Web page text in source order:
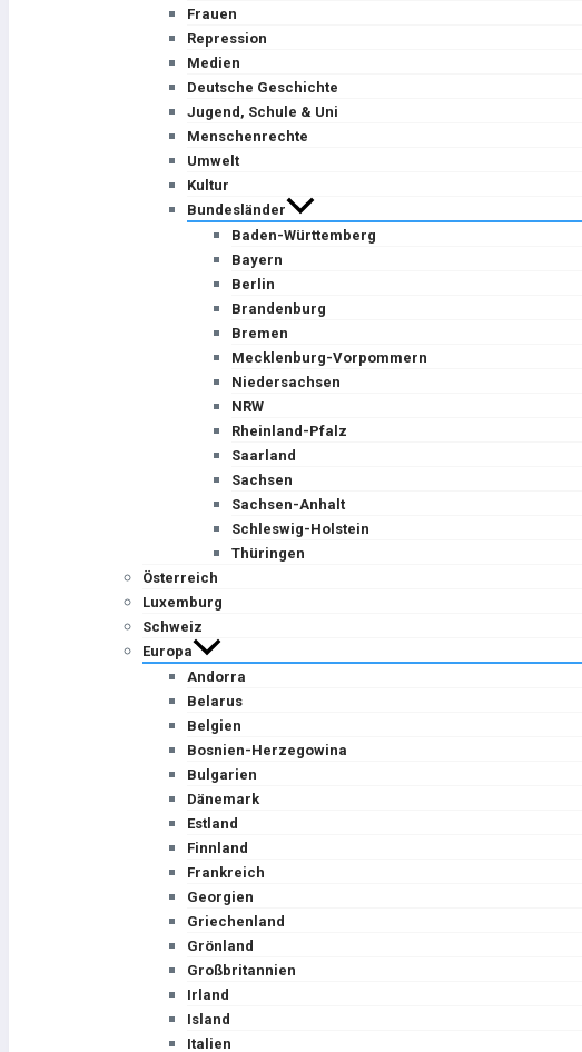
Frauen
Repression
Medien
Deutsche Geschichte
Jugend, Schule & Uni
Menschenrechte
Umwelt
Kultur
Bundesländer
Baden-Württemberg
Bayern
Berlin
Brandenburg
Bremen
Mecklenburg-Vorpommern
Niedersachsen
NRW
Rheinland-Pfalz
Saarland
Sachsen
Sachsen-Anhalt
Schleswig-Holstein
Thüringen
Österreich
Luxemburg
Schweiz
Europa
Andorra
Belarus
Belgien
Bosnien-Herzegowina
Bulgarien
Dänemark
Estland
Finnland
Frankreich
Georgien
Griechenland
Grönland
Großbritannien
Irland
Island
Italien